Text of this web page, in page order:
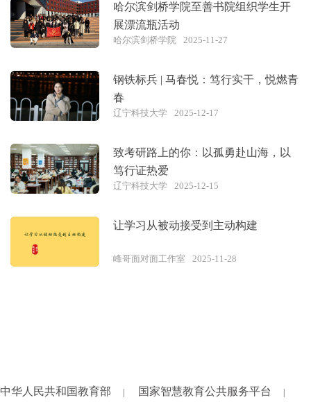
哈尔滨剑桥学院至善书院组织学生开
展漂流瓶活动
哈尔滨剑桥学院 2025-11-27
钢铁标兵 | 马春悦：笃行实干，悦燃青
春
辽宁科技大学 2025-12-17
致考研路上的你：以孤勇赴山海，以
笃行证热爱
辽宁科技大学 2025-12-15
让学习从被动接受到主动构建
峰哥面对面工作室 2025-11-28
中华人民共和国教育部 国家智慧教育公共服务平台